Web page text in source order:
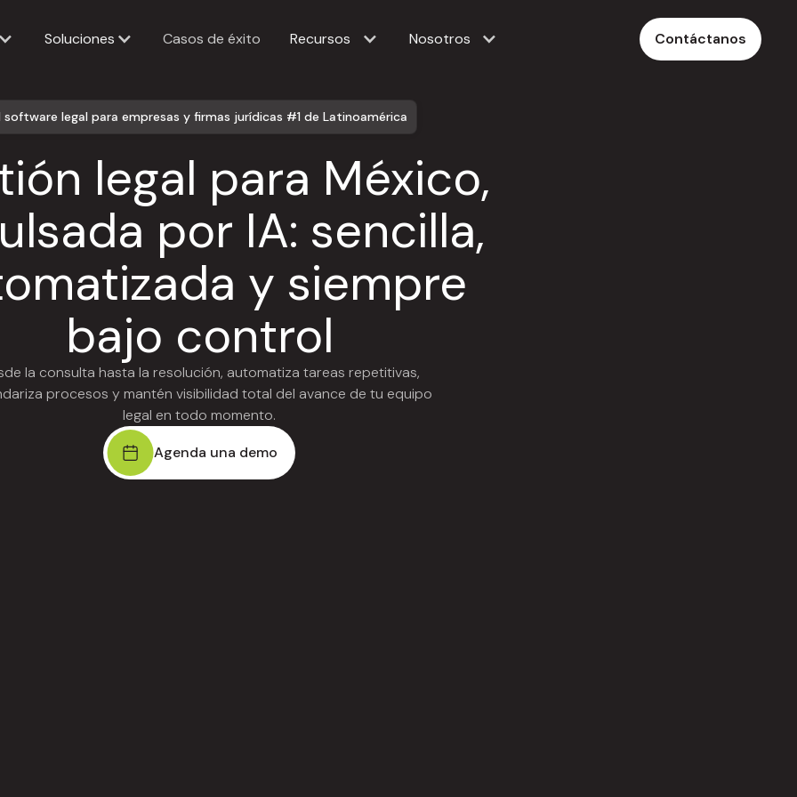
Soluciones Casos de éxito Recursos Nosotros Contáctanos
software legal para empresas y firmas jurídicas #1 de Latinoamérica
legal para México,
por IA: sencilla,
y siempre
bajo control
la consulta hasta la resolución, automatiza tareas repetitivas,
procesos y mantén visibilidad total del avance de tu equipo
legal en todo momento.
Agenda una demo